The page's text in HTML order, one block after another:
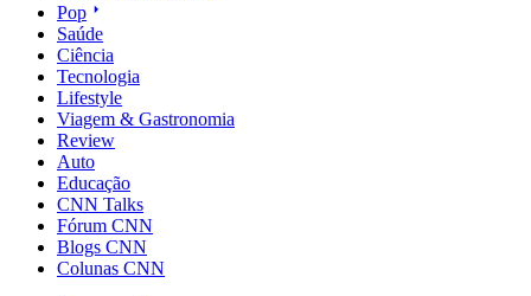
Pop
Saúde
Ciência
Tecnologia
Lifestyle
Viagem & Gastronomia
Review
Auto
Educação
CNN Talks
Fórum CNN
Blogs CNN
Colunas CNN